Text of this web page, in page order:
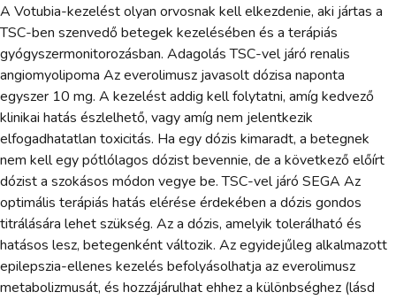
A Votubia-kezelést olyan orvosnak kell elkezdenie, aki jártas a
TSC-ben szenvedő betegek kezelésében és a terápiás
gyógyszermonitorozásban. Adagolás TSC-vel járó renalis
angiomyolipoma Az everolimusz javasolt dózisa naponta
egyszer 10 mg. A kezelést addig kell folytatni, amíg kedvező
klinikai hatás észlelhető, vagy amíg nem jelentkezik
elfogadhatatlan toxicitás. Ha egy dózis kimaradt, a betegnek
nem kell egy pótlólagos dózist bevennie, de a következő előírt
dózist a szokásos módon vegye be. TSC-vel járó SEGA Az
optimális terápiás hatás elérése érdekében a dózis gondos
titrálására lehet szükség. Az a dózis, amelyik tolerálható és
hatásos lesz, betegenként változik. Az egyidejűleg alkalmazott
epilepszia-ellenes kezelés befolyásolhatja az everolimusz
metabolizmusát, és hozzájárulhat ehhez a különbséghez (lásd